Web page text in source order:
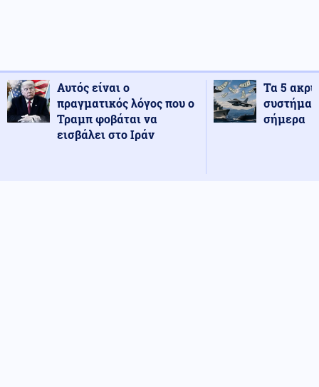
Αυτός είναι ο
πραγματικός λόγος που ο
Τραμπ φοβάται να
εισβάλει στο Ιράν
Τα 5
σήμερα